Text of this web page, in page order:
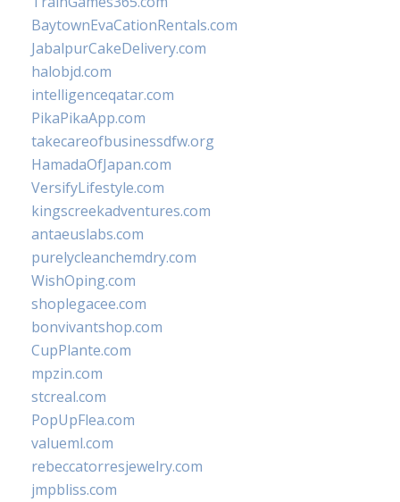
BaytownEvaCationRentals.com
JabalpurCakeDelivery.com
halobjd.com
intelligenceqatar.com
PikaPikaApp.com
takecareofbusinessdfw.org
HamadaOfJapan.com
VersifyLifestyle.com
kingscreekadventures.com
antaeuslabs.com
purelycleanchemdry.com
WishOping.com
shoplegacee.com
bonvivantshop.com
CupPlante.com
mpzin.com
stcreal.com
PopUpFlea.com
valueml.com
rebeccatorresjewelry.com
jmpbliss.com